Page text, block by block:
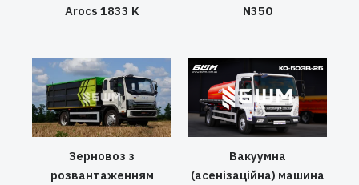
Arocs 1833 K
N350
Зерновоз з
розвантаженням
Вакуумна
(асенізаційна) машина